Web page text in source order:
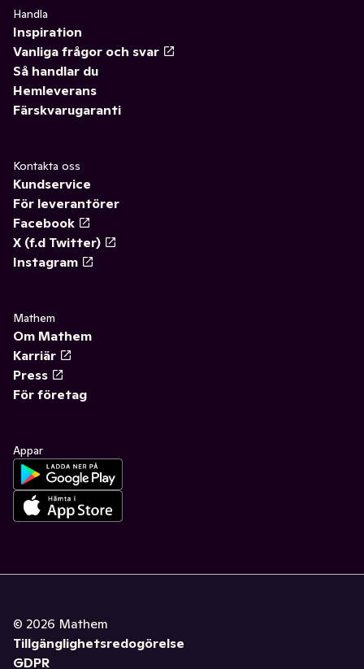
Handla
Inspiration
Vanliga frågor och svar
Så handlar du
Hemleverans
Färskvarugaranti
Kontakta oss
Kundservice
För leverantörer
Facebook
X (f.d Twitter)
Instagram
Mathem
Om Mathem
Karriär
Press
För företag
Appar
© 2026 Mathem
Tillgänglighetsredogörelse
GDPR